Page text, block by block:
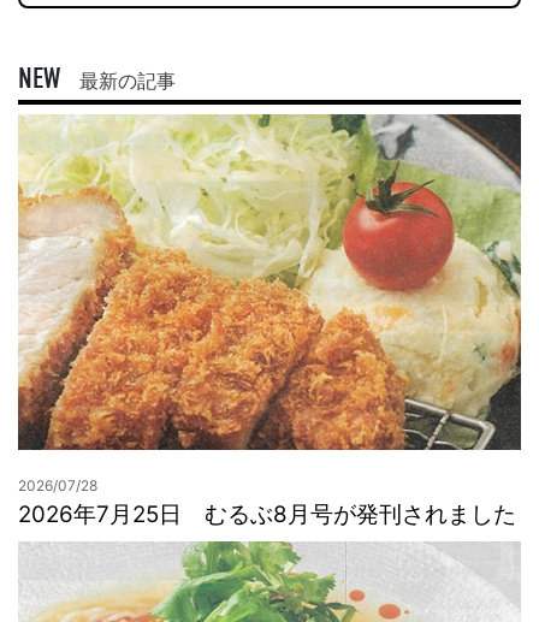
NEW 最新の記事
2026/07/28
2026年7月25日 むるぶ8月号が発刊されました